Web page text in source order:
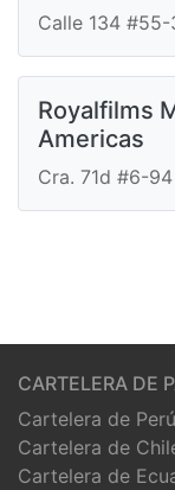
Calle 134
Royalfilms
Americas
Cra. 71d #6-94
CARTELERA DE
Cartelera de Perú
Cartelera de
Cartelera de